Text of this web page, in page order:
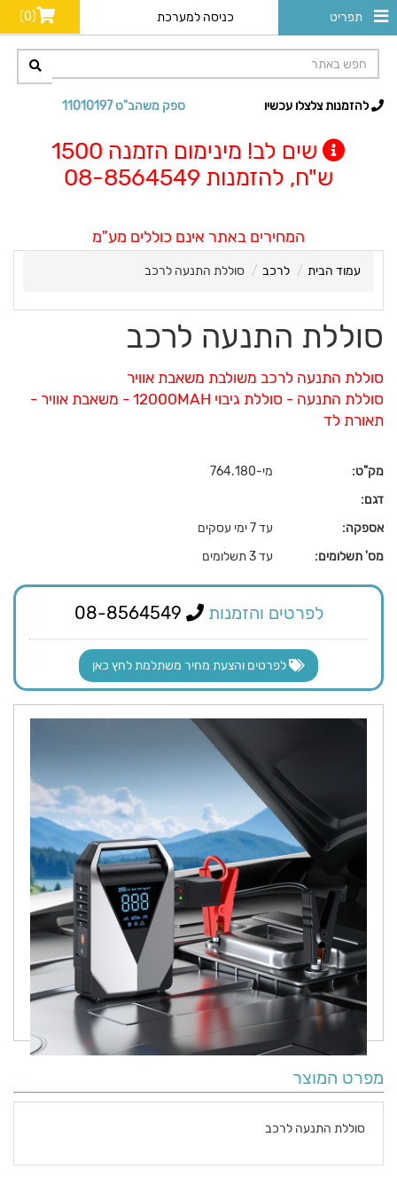
תפריט כניסה למערכת (0)
ספק משהב"ט 11010197 להזמנות צלצלו עכשיו
שים לב! מינימום הזמנה 1500
ש"ח, להזמנות 08-8564549
המחירים באתר אינם כוללים מע"מ
עמוד הבית לרכב סוללת התנעה לרכב
סוללת התנעה לרכב
סוללת התנעה לרכב משולבת משאבת אוויר
סוללת התנעה - סוללת גיבוי 12000MAH - משאבת אוויר -
תאורת לד
מק"ט:
מי-764.180
דגם:
אספקה:
עד 7 ימי עסקים
מס' תשלומים:
עד 3 תשלומים
לפרטים והזמנות
לפרטים והצעת מחיר משתלמת לחץ כאן
מפרט המוצר
סוללת התנעה לרכב